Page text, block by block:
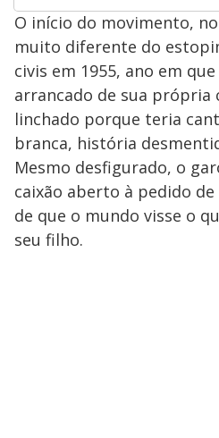
O início do movimento,
muito diferente do
civis em 1955, ano em
arrancado de sua própria
linchado porque teria
branca, história
Mesmo desfigurado, o
caixão aberto à pedido
de que o mundo visse o
seu filho.